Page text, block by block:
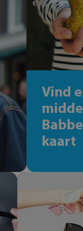
Vind
kaart